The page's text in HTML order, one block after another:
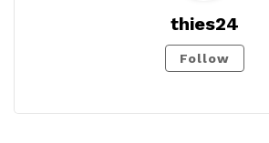
thies24
Follow